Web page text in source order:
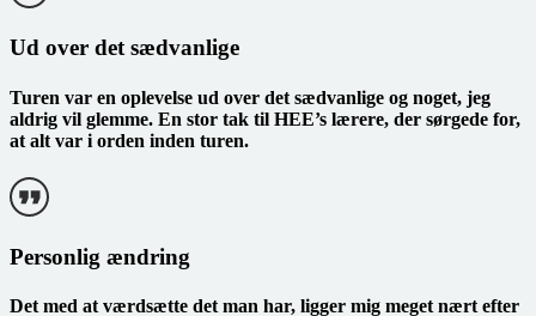
Ud over det sædvanlige
Turen var en oplevelse ud over det sædvanlige og noget, jeg
aldrig vil glemme. En stor tak til HEE’s lærere, der sørgede for,
at alt var i orden inden turen.
Personlig ændring
Det med at værdsætte det man har, ligger mig meget nært efter